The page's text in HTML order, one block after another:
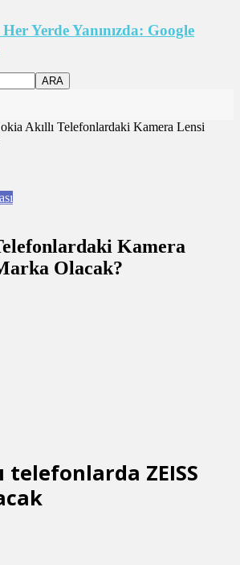
Yerde Yanınızda: Google
Akıllı Telefonlardaki Kamera Lensi
Kamera
Olacak?
telefonlarda ZEISS